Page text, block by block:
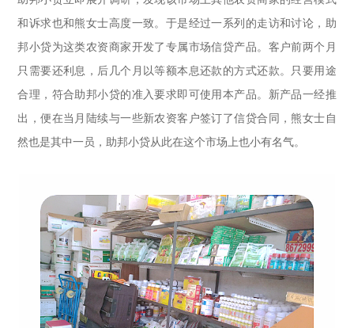
和诉求也和熊女士高度一致。于是经过一系列的走访和讨论，助
邦小贷为这类农资商家开发了专属市场信贷产品。客户前两个月
只需要还利息，后几个月以等额本息还款的方式还款。只要用途
合理，符合助邦小贷的准入要求即可使用本产品。新产品一经推
出，便在当月陆续与一些新农资客户签订了信贷合同，熊女士自
然也是其中一员，助邦小贷从此在这个市场上也小有名气。